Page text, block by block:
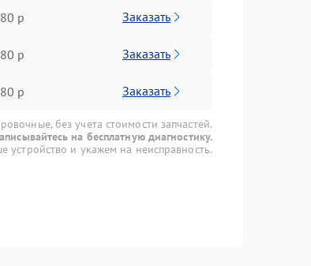
р Заказать
р Заказать
р Заказать
без учета стоимости запчастей.
на бесплатную диагностику.
устройство и укажем на неисправность.